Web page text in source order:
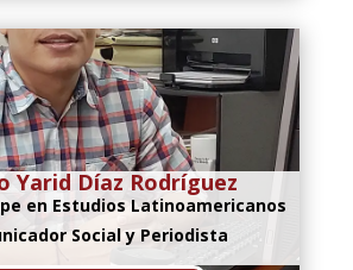
Yarid Díaz Rodríguez
en Estudios Latinoamericanos
Social y Periodista